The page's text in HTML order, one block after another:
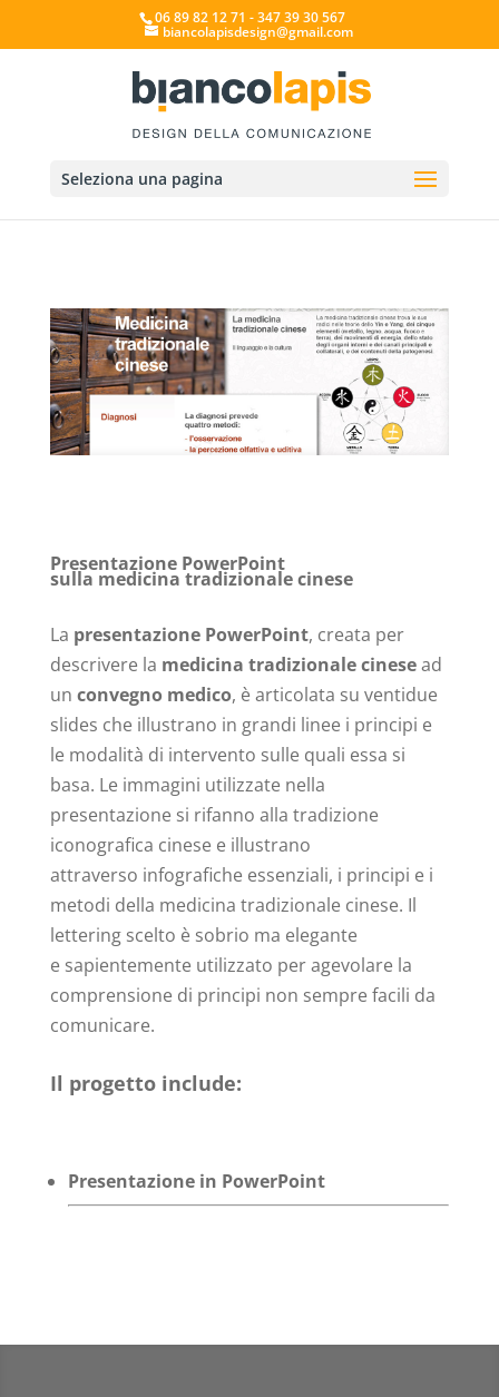
06 89 82 12 71 - 347 39 30 567
biancolapisdesign@gmail.com
Seleziona una pagina
Presentazione PowerPoint
sulla medicina tradizionale cinese
La presentazione PowerPoint, creata per
descrivere la medicina tradizionale cinesead
un convegno medico, è articolata su ventidue
slides che illustrano in grandi linee i principi e
le modalità di intervento sulle quali essa si
basa. Le immagini utilizzate nella
presentazione si rifanno alla tradizione
iconografica cinese e illustrano
attraverso infografiche essenziali, i principi e i
metodi della medicina tradizionale cinese. Il
lettering scelto è sobrio ma elegante
e sapientemente utilizzato per agevolare la
comprensione di principi non sempre facili da
comunicare.
Il progetto include:
Presentazione in PowerPoint